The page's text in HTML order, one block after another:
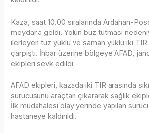
Kaza, saat 10.00 sıralarında Ardahan-
meydana geldi. Yolun buz tutması
ilerleyen tuz yüklü ve saman yüklü iki
çarpıştı. İhbar üzerine bölgeye AFAD,
ekipleri sevk edildi.
AFAD ekipleri, kazada iki TIR arasında
sürücüsünü araçtan çıkararak sağlık
İlk müdahalesi olay yerinde yapılan
hastaneye kaldırıldı.